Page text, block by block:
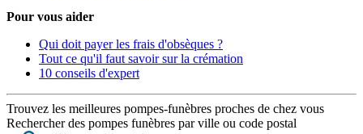
Pour vous aider
Qui doit payer les frais d'obsèques ?
Tout ce qu'il faut savoir sur la crémation
10 conseils d'expert
Trouvez les meilleures pompes-funèbres proches de chez vous
Rechercher des pompes funèbres par ville ou code postal